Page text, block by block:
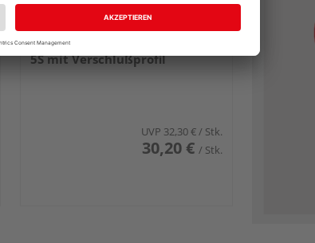
KÄHRS Schlagklotz für Woodloc
5S mit Verschlußprofil
UVP 32,30 €/ Stk.
30,20 € / Stk.